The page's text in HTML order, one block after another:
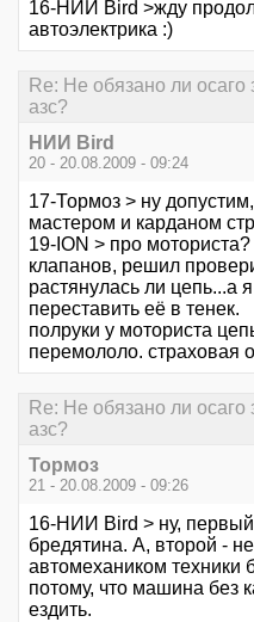
16-НИИ Bird >жду
автоэлектрика :)
Re: Не обязано ли осаго
азс?
НИИ Bird
20 - 20.08.2009 - 09:24
17-Тормоз > ну
мастером и карданом
19-ION > про
клапанов, решил
растянулась ли цепь...а
переставить её в тенек.
полруки у моториста
перемололо. страховая
Re: Не обязано ли осаго
азс?
Тормоз
21 - 20.08.2009 - 09:26
16-НИИ Bird > ну,
бредятина. А, второй -
автомехаником техники
потому, что машина без
ездить.